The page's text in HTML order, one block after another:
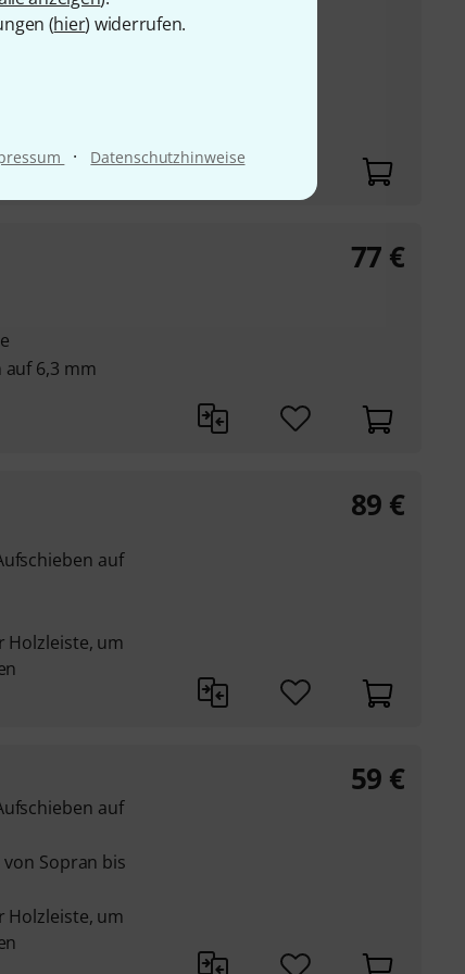
(hier) widerrufen.
· Datenschutzhinweise
auf
6,3 mm
77 €
auf
Holzleiste, um
89 €
auf
Sopran bis
Holzleiste, um
59 €